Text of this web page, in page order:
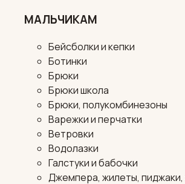
МАЛЬЧИКАМ
Бейсболки и кепки
Ботинки
Брюки
Брюки школа
Брюки, полукомбинезоны
Варежки и перчатки
Ветровки
Водолазки
Галстуки и бабочки
Джемпера, жилеты, пиджаки,